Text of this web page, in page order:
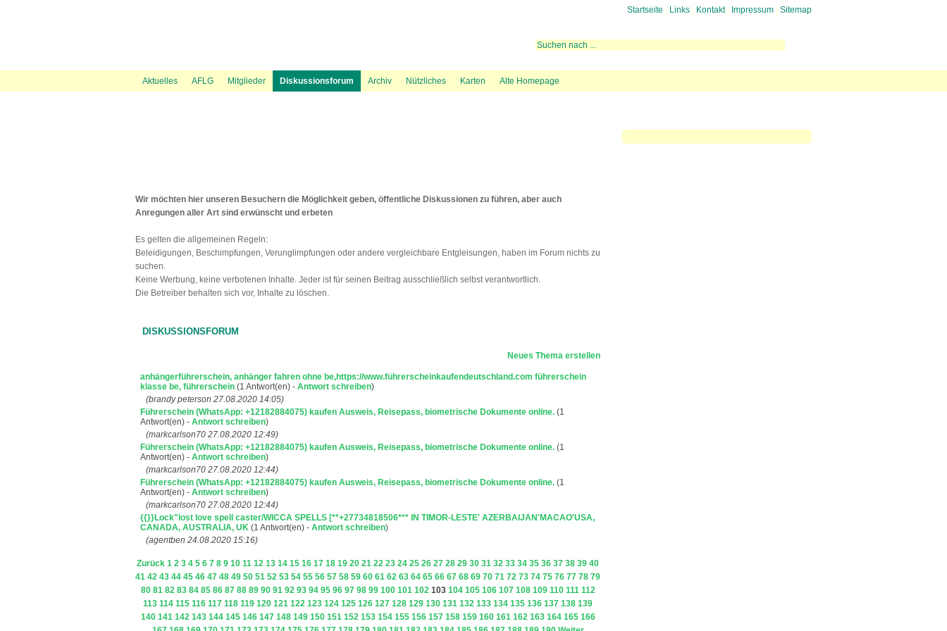
Startseite Links Kontakt| Impressum Sitemap
Aktuelles AFLG Mitglieder Diskussionsforum Archiv Nützliches Karten Alte Homepage
News Ticker UVP Verfahren Laufende rechtliche Aktivitäten
Über uns Information Gästebuch
UVP Unterlagen Amtshaftungsklage Mediation
Politik Presse Recht
Flugspuren Flugwetter Austrowetter Fluglärmmessung des DFLD Hintergrundinformation Beschwerde über Fluglaerm
Flugbeschränkungsgebiet Wien UVE Flugrouten Bevölkerungsdichte und Flugspuren Lärmteppiche Starts
Wir möchten hier unseren Besuchern die Möglichkeit geben, öffentliche Diskussionen zu führen, aber auch
Anregungen aller Art sind erwünscht und erbeten
Es gelten die allgemeinen Regeln:
Beleidigungen, Beschimpfungen, Verunglimpfungen oder andere vergleichbare Entgleisungen, haben im Forum nichts zu
suchen.
Keine Werbung, keine verbotenen Inhalte. Jeder ist für seinen Beitrag ausschließlich selbst verantwortlich.
Die Betreiber behalten sich vor, Inhalte zu löschen.
DISKUSSIONSFORUM
Neues Thema erstellen
anhängerführerschein, anhänger fahren ohne be,https://www.führerscheinkaufendeutschland.com führerschein
klasse be, führerschein (1 Antwort(en) - Antwort schreiben)
(brandy peterson 27.08.2020 14:05)
Führerschein (WhatsApp: +12182884075) kaufen Ausweis, Reisepass, biometrische Dokumente online. (1
Antwort(en) - Antwort schreiben)
(markcarlson70 27.08.2020 12:49)
Führerschein (WhatsApp: +12182884075) kaufen Ausweis, Reisepass, biometrische Dokumente online. (1
Antwort(en) - Antwort schreiben)
(markcarlson70 27.08.2020 12:44)
Führerschein (WhatsApp: +12182884075) kaufen Ausweis, Reisepass, biometrische Dokumente online. (1
Antwort(en) - Antwort schreiben)
(markcarlson70 27.08.2020 12:44)
{{}}Lock"lost love spell caster/WICCA SPELLS [**+27734818506*** IN TIMOR-LESTE' AZERBAIJAN'MACAO'USA,
CANADA, AUSTRALIA, UK (1 Antwort(en) - Antwort schreiben)
(agentben 24.08.2020 15:16)
Zurück 1 2 3 4 5 6 7 8 9 10 11 12 13 14 15 16 17 18 19 20 21 22 23 24 25 26 27 28 29 30 31 32 33 34 35 36 37 38 39 40
41 42 43 44 45 46 47 48 49 50 51 52 53 54 55 56 57 58 59 60 61 62 63 64 65 66 67 68 69 70 71 72 73 74 75 76 77 78 79
80 81 82 83 84 85 86 87 88 89 90 91 92 93 94 95 96 97 98 99 100 101 102 103 104 105 106 107 108 109 110 111 112
113 114 115 116 117 118 119 120 121 122 123 124 125 126 127 128 129 130 131 132 133 134 135 136 137 138 139
140 141 142 143 144 145 146 147 148 149 150 151 152 153 154 155 156 157 158 159 160 161 162 163 164 165 166